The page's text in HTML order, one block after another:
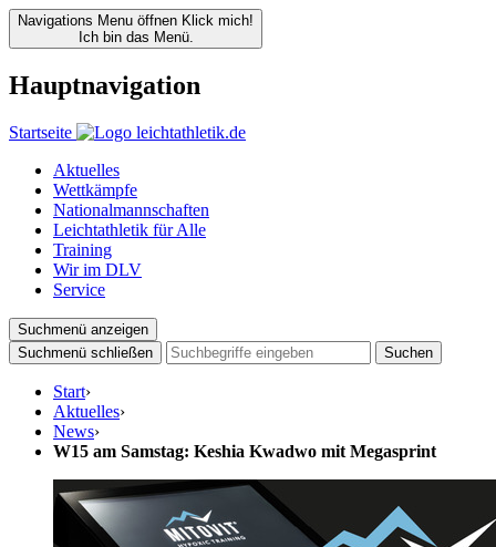
Navigations Menu öffnen Klick mich!
Ich bin das Menü.
Hauptnavigation
Startseite
Aktuelles
Wettkämpfe
Nationalmannschaften
Leichtathletik für Alle
Training
Wir im DLV
Service
Suchmenü anzeigen
Suchmenü schließen
Suchen
Start›
Aktuelles›
News›
W15 am Samstag: Keshia Kwadwo mit Megasprint